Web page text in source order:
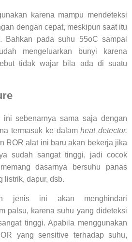
karena mampu mendeteksi
dengan cepat, meskipun saat itu
Bahkan pada suhu 55oC sampai
mengeluarkan bunyi karena
tidak wajar bila ada di suatu
sebenarnya sama saja dengan
termasuk ke dalamheat detector.
ROR alat ini baru akan bekerja jika
sudah sangat tinggi, jadi cocok
dasarnya bersuhu panas
listrik, dapur, dsb.
jenis ini akan menghindari
palsu, karena suhu yang dideteksi
tinggi. Apabila menggunakan
yang sensitive terhadap suhu,